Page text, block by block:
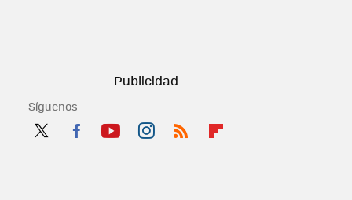
Síguenos